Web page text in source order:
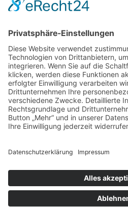
Gesundes aus Kunst und Kultur
Impressum
Kontakt
My Account
Projekt Waldliebe
Projekte spenden
Shop
Spenden Informationen
Spendenbescheinigung
Transaction Failed
Über Kulturgut im Quadrat
Über uns
Zuravel – Ukrainische